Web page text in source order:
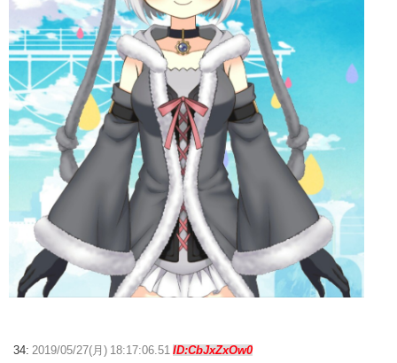
34: 2019/05/27(月) 18:17:06.51 ID:CbJxZxOw0